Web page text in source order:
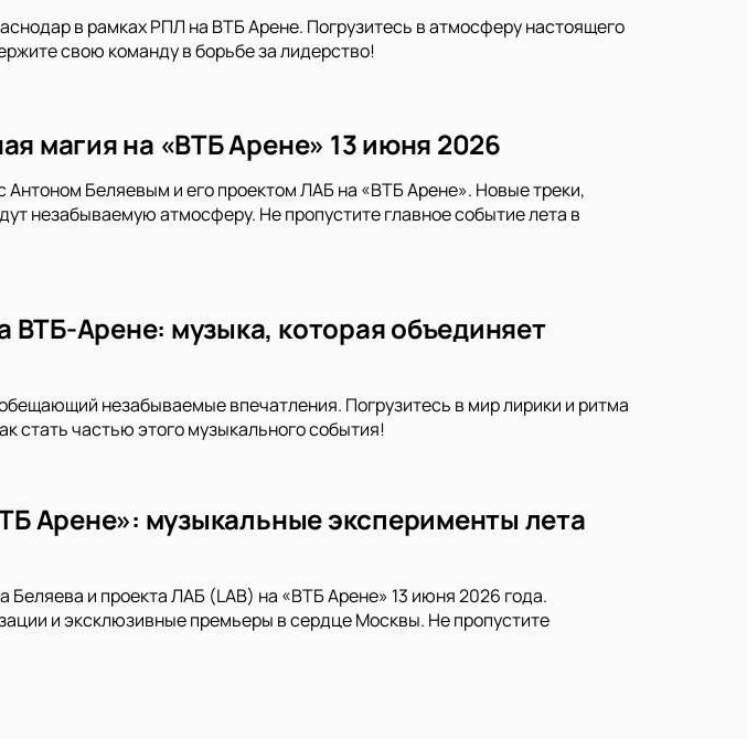
в рамках РПЛ на ВТБ Арене. Погрузитесь в атмосферу настоящего
свою команду в борьбе за лидерство!
магия на «ВТБ Арене» 13 июня 2026
Антоном Беляевым и его проектом ЛАБ на «ВТБ Арене». Новые треки,
незабываемую атмосферу. Не пропустите главное событие лета в
Арене: музыка, которая объединяет
незабываемые впечатления. Погрузитесь в мир лирики и ритма
стать частью этого музыкального события!
Арене»: музыкальные эксперименты лета
Беляева и проекта ЛАБ (LAB) на «ВТБ Арене» 13 июня 2026 года.
и эксклюзивные премьеры в сердце Москвы. Не пропустите